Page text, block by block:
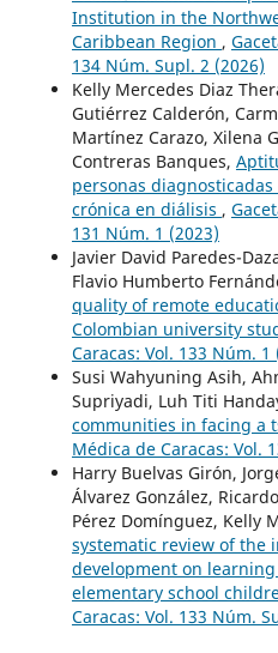
Institution in the
Caribbean Region ,
134 Núm. Supl. 2 (2026)
Kelly Mercedes Diaz
Gutiérrez Calderón,
Martínez Carazo, Xilena
Contreras Banques,
personas
crónica en diálisis ,
131 Núm. 1 (2023)
Javier David Paredes-
Flavio Humberto
quality of remote
Colombian university
Caracas: Vol. 133 Núm. 1
Susi Wahyuning Asih,
Supriyadi, Luh Titi
communities in facing a
Médica de Caracas: Vol.
Harry Buelvas Girón,
Álvarez González,
Pérez Domínguez, Kelly
systematic review of the
development on
elementary school
Caracas: Vol. 133 Núm.